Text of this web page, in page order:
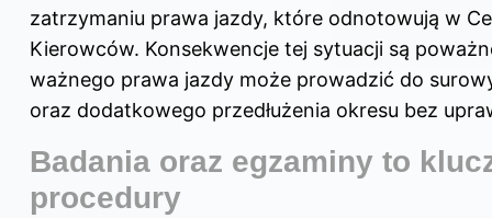
zatrzymaniu prawa jazdy, które odnotowują w
Kierowców. Konsekwencje tej sytuacji są
ważnego prawa jazdy może prowadzić do
oraz dodatkowego przedłużenia okresu bez
Badania oraz egzaminy to
procedury